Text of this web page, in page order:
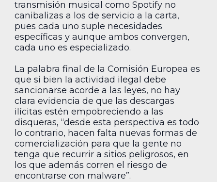
transmisión musical como Spotify no
canibalizas a los de servicio a la carta,
pues cada uno suple necesidades
específicas y aunque ambos convergen,
cada uno es especializado.
La palabra final de la Comisión Europea es
que si bien la actividad ilegal debe
sancionarse acorde a las leyes, no hay
clara evidencia de que las descargas
ilícitas estén empobreciendo a las
disqueras, “desde esta perspectiva es todo
lo contrario, hacen falta nuevas formas de
comercialización para que la gente no
tenga que recurrir a sitios peligrosos, en
los que además corren el riesgo de
encontrarse con malware”.